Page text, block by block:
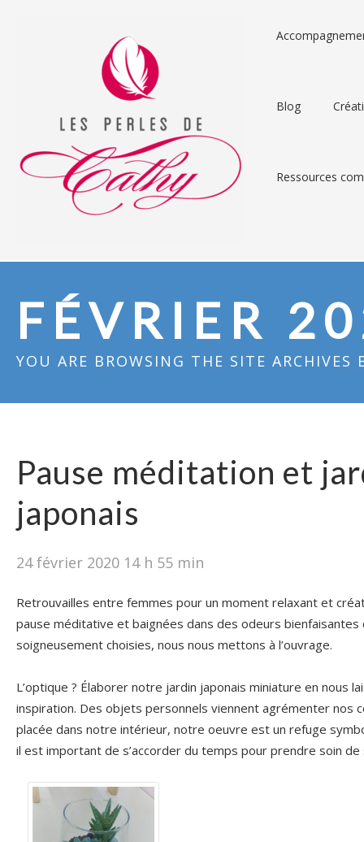
Blog
Ressources
FÉVRIER
YOU ARE BROWSING THE SITE ARCHIVES
Pause méditation et
japonais
24 février 2020 14 h 55 min
Retrouvailles entre femmes pour un moment relaxant et
pause méditative et baignées dans des odeurs bienfaisantes
soigneusement choisies, nous nous mettons à l’ouvrage.
L’optique ? Élaborer notre jardin japonais miniature en nous
inspiration. Des objets personnels viennent agrémenter nos
placée dans notre intérieur, notre oeuvre est un refuge
il est important de s’accorder du temps pour prendre soin